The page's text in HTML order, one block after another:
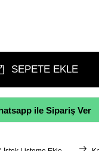
ile Sipariş Ver